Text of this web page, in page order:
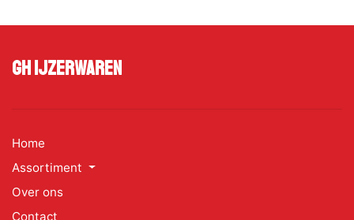
GH Ijzerwaren
Home
Assortiment
Over ons
Contact